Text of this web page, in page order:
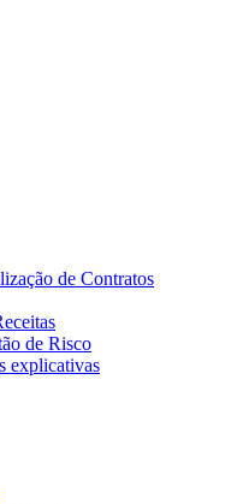
de Contratos
de Risco
explicativas